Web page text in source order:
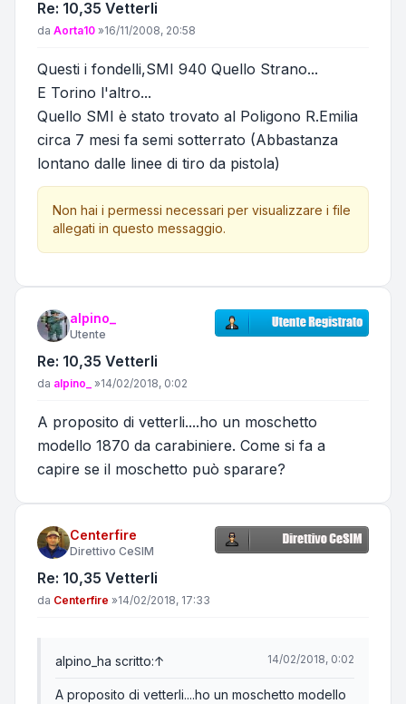
Re: 10,35 Vetterli
Messaggio
da Aorta10 »16/11/2008, 20:58
Questi i fondelli,SMI 940 Quello Strano...
E Torino l'altro...
Quello SMI è stato trovato al Poligono R.Emilia
circa 7 mesi fa semi sotterrato (Abbastanza
lontano dalle linee di tiro da pistola)
Non hai i permessi necessari per visualizzare i file
allegati in questo messaggio.
alpino_
Utente
Re: 10,35 Vetterli
Messaggio
da alpino_ »14/02/2018, 0:02
A proposito di vetterli....ho un moschetto
modello 1870 da carabiniere. Come si fa a
capire se il moschetto può sparare?
Centerfire
Direttivo CeSIM
Re: 10,35 Vetterli
Messaggio
da Centerfire »14/02/2018, 17:33
alpino_ ha scritto:↑ 14/02/2018, 0:02
A proposito di vetterli....ho un moschetto modello